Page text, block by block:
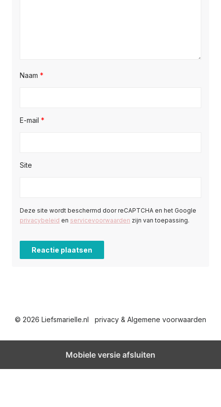
Naam *
E-mail *
Site
Deze site wordt beschermd door reCAPTCHA en het Google
privacybeleid en servicevoorwaarden zijn van toepassing.
© 2026 Liefsmarielle.nl privacy & Algemene voorwaarden
Mobiele versie afsluiten